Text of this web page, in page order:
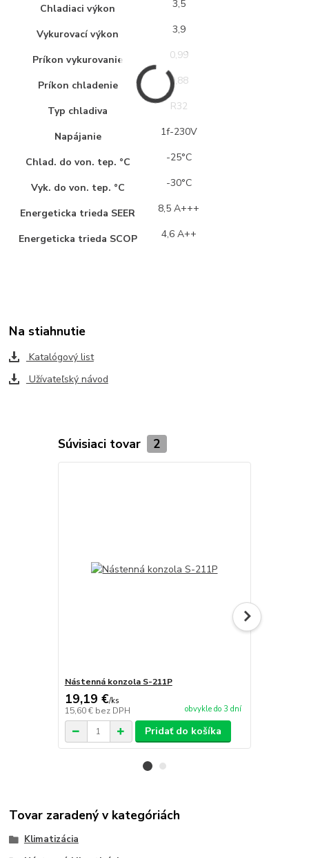
Chladiaci výkon 3,5
Vykurovací výkon 3,9
Príkon vykurovanie 0,99
Príkon chladenie 0,88
Typ chladiva R32
Napájanie 1f-230V
Chlad. do von. tep. °C -25°C
Vyk. do von. tep. °C -30°C
Energeticka trieda SEER 8,5 A+++
Energeticka trieda SCOP 4,6 A++
Na stiahnutie
Katalógový list
Užívateľský návod
Súvisiaci tovar 2
Nástenná konzola S-211P
19,19 €/ks
15,60 € bez DPH obvykle do 3 dní
Pridať do košíka
Tovar zaradený v kategóriách
Klimatizácia